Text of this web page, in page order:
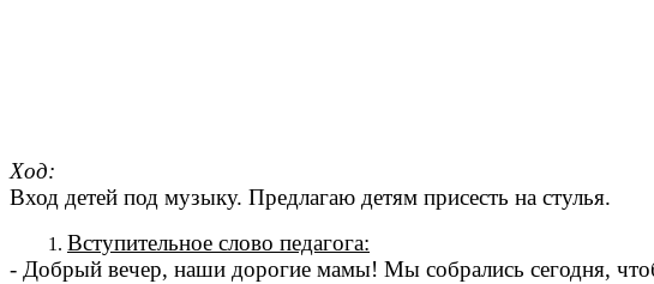
Ход:
Вход детей под музыку. Предлагаю детям присесть на стулья.
Вступительное слово педагога:
- Добрый вечер, наши дорогие мамы! Мы собрались сегодня,